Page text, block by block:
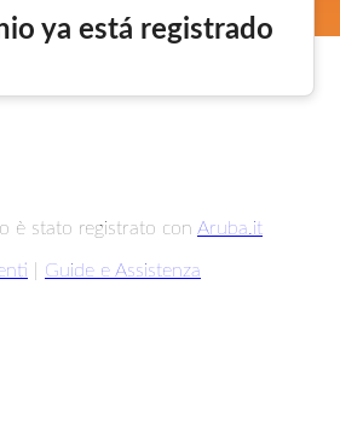
ya está registrado
è stato registrato con Aruba.it
Guide e Assistenza